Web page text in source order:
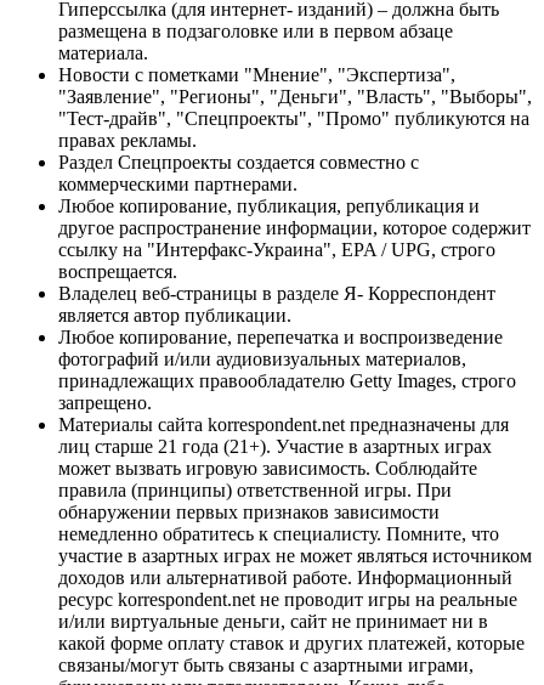
Гиперссылка (для интернет- изданий) – должна быть
размещена в подзаголовке или в первом абзаце
материала.
Новости с пометками "Мнение", "Экспертиза",
"Заявление", "Регионы", "Деньги", "Власть", "Выборы",
"Тест-драйв", "Спецпроекты", "Промо" публикуются на
правах рекламы.
Раздел Спецпроекты создается совместно с
коммерческими партнерами.
Любое копирование, публикация, републикация и
другое распространение информации, которое содержит
ссылку на "Интерфакс-Украина", EPA / UPG, строго
воспрещается.
Владелец веб-страницы в разделе Я- Корреспондент
является автор публикации.
Любое копирование, перепечатка и воспроизведение
фотографий и/или аудиовизуальных материалов,
принадлежащих правообладателю Getty Images, строго
запрещено.
Материалы сайта korrespondent.net предназначены для
лиц старше 21 года (21+). Участие в азартных играх
может вызвать игровую зависимость. Соблюдайте
правила (принципы) ответственной игры. При
обнаружении первых признаков зависимости
немедленно обратитесь к специалисту. Помните, что
участие в азартных играх не может являться источником
доходов или альтернативой работе. Информационный
ресурс korrespondent.net не проводит игры на реальные
и/или виртуальные деньги, сайт не принимает ни в
какой форме оплату ставок и других платежей, которые
связаны/могут быть связаны с азартными играми,